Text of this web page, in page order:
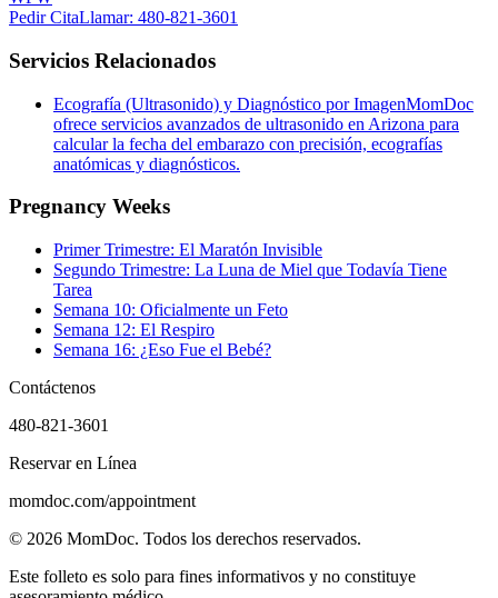
Pedir CitaLlamar: 480-821-3601
Servicios Relacionados
Ecografía (Ultrasonido) y Diagnóstico por ImagenMomDoc
ofrece servicios avanzados de ultrasonido en Arizona para
calcular la fecha del embarazo con precisión, ecografías
anatómicas y diagnósticos.
Pregnancy Weeks
Primer Trimestre: El Maratón Invisible
Segundo Trimestre: La Luna de Miel que Todavía Tiene
Tarea
Semana 10: Oficialmente un Feto
Semana 12: El Respiro
Semana 16: ¿Eso Fue el Bebé?
Contáctenos
480-821-3601
Reservar en Línea
momdoc.com/appointment
© 2026 MomDoc. Todos los derechos reservados.
Este folleto es solo para fines informativos y no constituye